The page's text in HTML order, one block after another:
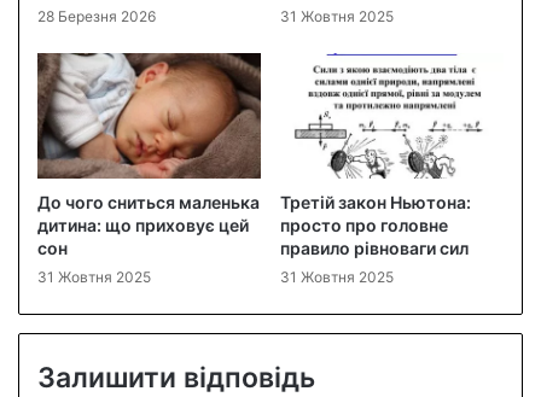
28 Березня 2026 31 Жовтня 2025
До чого сниться маленька
дитина: що приховує цей
сон
31 Жовтня 2025
Третій закон Ньютона:
просто про головне
правило рівноваги сил
31 Жовтня 2025
Залишити відповідь